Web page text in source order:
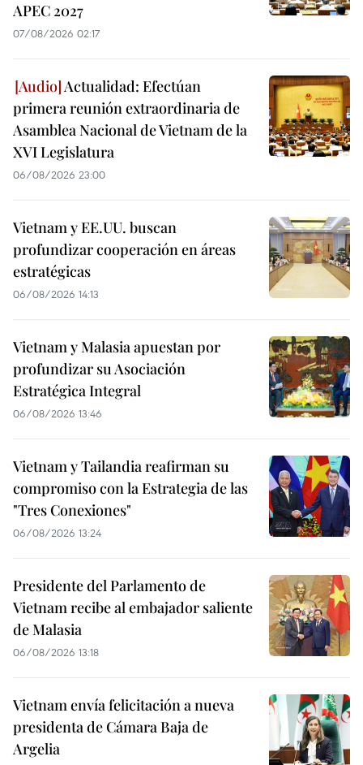
APEC 2027
07/08/2026 02:17
Actualidad: Efectúan
primera reunión extraordinaria de
Asamblea Nacional de Vietnam de la
XVI Legislatura
06/08/2026 23:00
Vietnam y EE.UU. buscan
profundizar cooperación en áreas
estratégicas
06/08/2026 14:13
Vietnam y Malasia apuestan por
profundizar su Asociación
Estratégica Integral
06/08/2026 13:46
Vietnam y Tailandia reafirman su
compromiso con la Estrategia de las
"Tres Conexiones"
06/08/2026 13:24
Presidente del Parlamento de
Vietnam recibe al embajador saliente
de Malasia
06/08/2026 13:18
Vietnam envía felicitación a nueva
presidenta de Cámara Baja de
Argelia